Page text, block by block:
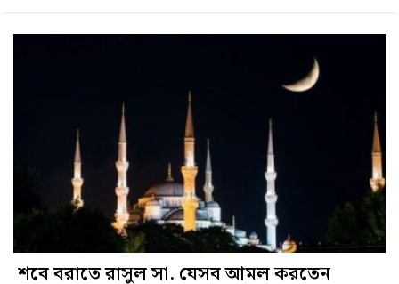
শবে বরাতে রাসুল সা. যেসব আমল করতেন